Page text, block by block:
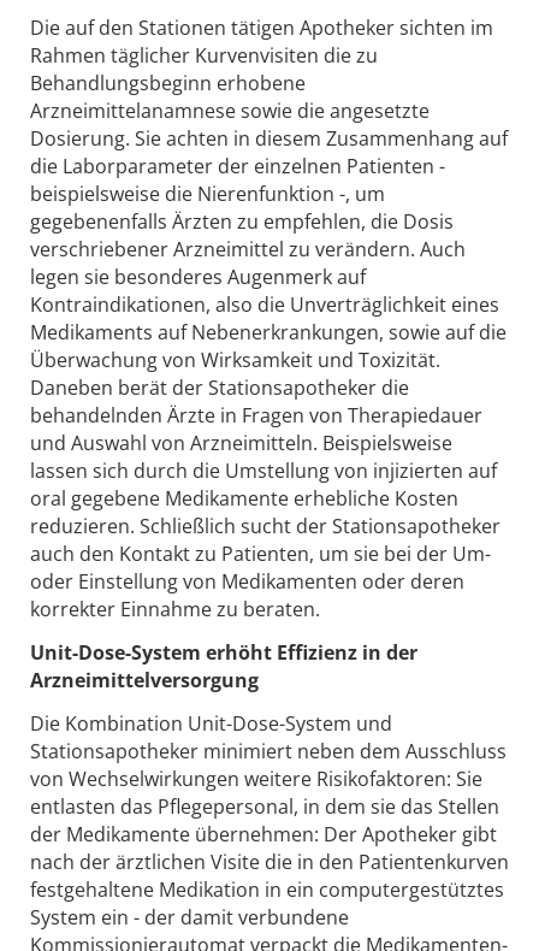
Die auf den Stationen tätigen Apotheker sichten im
Rahmen täglicher Kurvenvisiten die zu
Behandlungsbeginn erhobene
Arzneimittelanamnese sowie die angesetzte
Dosierung. Sie achten in diesem Zusammenhang auf
die Laborparameter der einzelnen Patienten -
beispielsweise die Nierenfunktion -, um
gegebenenfalls Ärzten zu empfehlen, die Dosis
verschriebener Arzneimittel zu verändern. Auch
legen sie besonderes Augenmerk auf
Kontraindikationen, also die Unverträglichkeit eines
Medikaments auf Nebenerkrankungen, sowie auf die
Überwachung von Wirksamkeit und Toxizität.
Daneben berät der Stationsapotheker die
behandelnden Ärzte in Fragen von Therapiedauer
und Auswahl von Arzneimitteln. Beispielsweise
lassen sich durch die Umstellung von injizierten auf
oral gegebene Medikamente erhebliche Kosten
reduzieren. Schließlich sucht der Stationsapotheker
auch den Kontakt zu Patienten, um sie bei der Um-
oder Einstellung von Medikamenten oder deren
korrekter Einnahme zu beraten.
Unit-Dose-System erhöht Effizienz in der
Arzneimittelversorgung
Die Kombination Unit-Dose-System und
Stationsapotheker minimiert neben dem Ausschluss
von Wechselwirkungen weitere Risikofaktoren: Sie
entlasten das Pflegepersonal, in dem sie das Stellen
der Medikamente übernehmen: Der Apotheker gibt
nach der ärztlichen Visite die in den Patientenkurven
festgehaltene Medikation in ein computergestütztes
System ein - der damit verbundene
Kommissionierautomat verpackt die Medikamenten-